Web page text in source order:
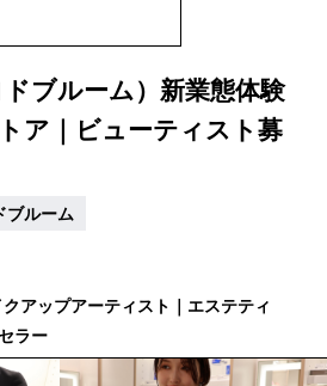
ブルーム）新業態体験
ア｜ビューティスト募
ルーム
アップアーティスト｜エステティ
ラー